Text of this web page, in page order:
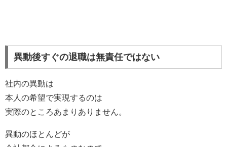
異動後すぐの退職は無責任ではない
社内の異動は
本人の希望で実現するのは
実際のところあまりありません。
異動のほとんどが